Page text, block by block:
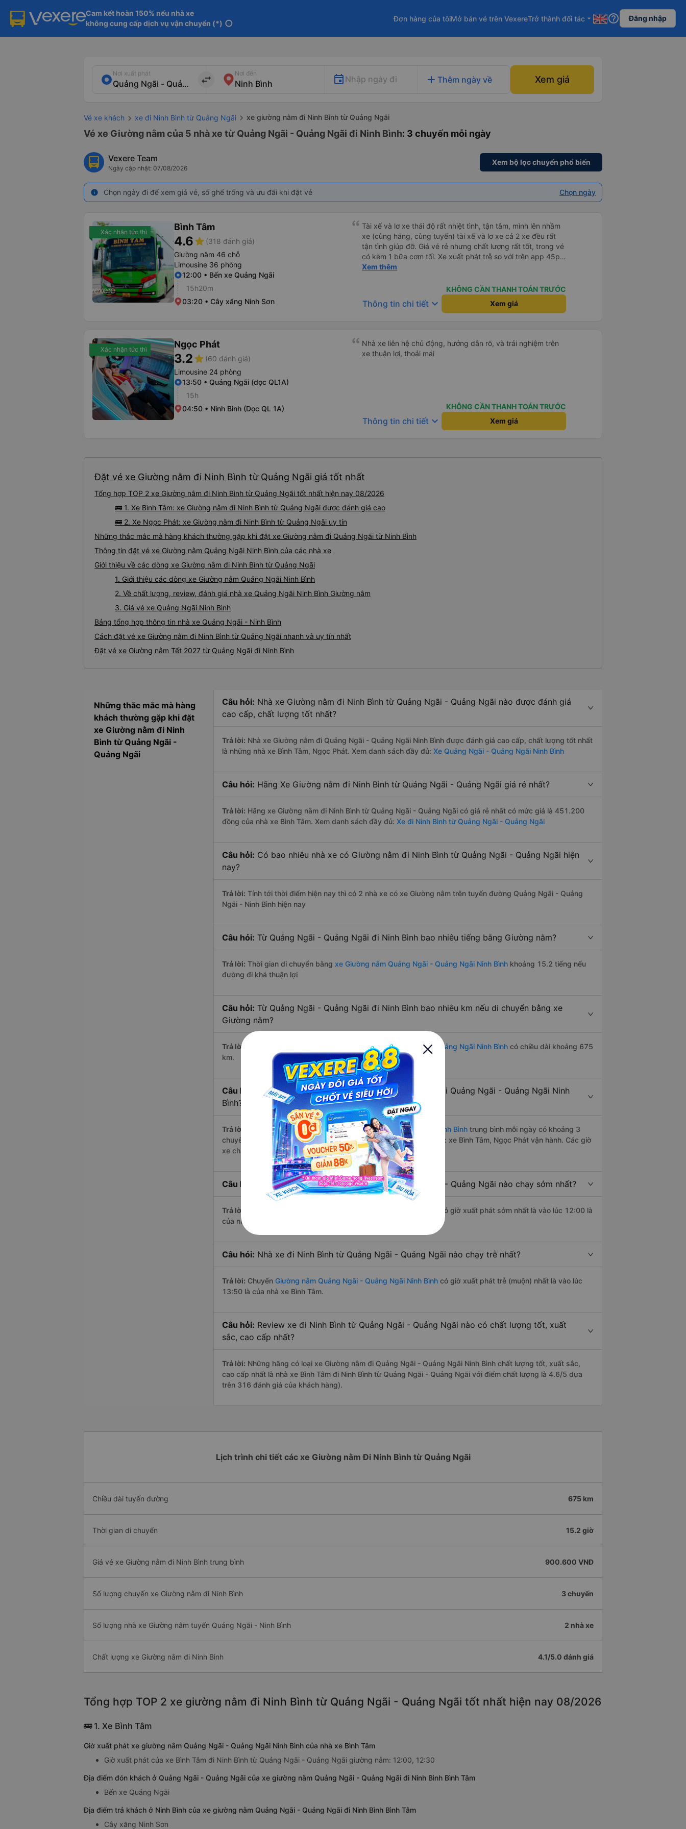
Cam kết hoàn 150% nếu nhà xe
không cung cấp dịch vụ vận chuyển (*) info
Đơn hàng của tôiMở bán vé trên VexereTrở thành đối tác arrow_drop_down help_outline Đăng nhập
Nơi xuất phát
import_export
Nơi đến
Nhập ngày đi add Thêm ngày về Xem giá
Vé xe khách xe đi Ninh Bình từ Quảng Ngãi xe giường nằm đi Ninh Bình từ Quảng Ngãi
Vé xe Giường nằm của 5 nhà xe từ Quảng Ngãi - Quảng Ngãi đi Ninh Bình: 3 chuyến mỗi ngày
Vexere Team
Ngày cập nhật: 07/08/2026
Xem bộ lọc chuyến phổ biến
info Chọn ngày đi để xem giá vé, số ghế trống và ưu đãi khi đặt vé Chọn ngày
Xác nhận tức thì Bình Tâm
4.6star (318 đánh giá)
Giường nằm 46 chỗ
Limousine 36 phòng
12:00 • Bến xe Quảng Ngãi
15h20m
03:20 • Cây xăng Ninh Sơn
Tài xế và lơ xe thái độ rất nhiệt tình, tận tâm, mình lên nhầm
xe (cùng hãng, cùng tuyến) tài xế và lơ xe cả 2 xe đều rất
tận tình giúp đỡ. Giá vé rẻ nhưng chất lượng rất tốt, trong vé
có kèm 1 bữa cơm tối. Xe xuất phát trễ so với trên app 45p,
nhưng do bão nên trời mưa rất to, có thể thông cảm được.
Xem thêm
KHÔNG CẦN THANH TOÁN TRƯỚC
Thông tin chi tiết keyboard_arrow_down Xem giá
Xác nhận tức thì Ngọc Phát
3.2star (60 đánh giá)
Limousine 24 phòng
13:50 • Quảng Ngãi (dọc QL1A)
15h
04:50 • Ninh Bình (Dọc QL 1A)
Nhà xe liên hệ chủ động, hướng dẫn rõ, và trải nghiệm trên
xe thuận lợi, thoải mái
KHÔNG CẦN THANH TOÁN TRƯỚC
Thông tin chi tiết keyboard_arrow_down Xem giá
Đặt vé xe Giường nằm đi Ninh Bình từ Quảng Ngãi giá tốt nhất
Tổng hợp TOP 2 xe Giường nằm đi Ninh Bình từ Quảng Ngãi tốt nhất hiện nay 08/2026
🚌 1. Xe Bình Tâm: xe Giường nằm đi Ninh Bình từ Quảng Ngãi được đánh giá cao
🚌 2. Xe Ngọc Phát: xe Giường nằm đi Ninh Bình từ Quảng Ngãi uy tín
Những thắc mắc mà hàng khách thường gặp khi đặt xe Giường nằm đi Quảng Ngãi từ Ninh Bình
Thông tin đặt vé xe Giường nằm Quảng Ngãi Ninh Bình của các nhà xe
Giới thiệu về các dòng xe Giường nằm đi Ninh Bình từ Quảng Ngãi
1. Giới thiệu các dòng xe Giường nằm Quảng Ngãi Ninh Bình
2. Về chất lượng, review, đánh giá nhà xe Quảng Ngãi Ninh Bình Giường nằm
3. Giá vé xe Quảng Ngãi Ninh Bình
Bảng tổng hợp thông tin nhà xe Quảng Ngãi - Ninh Bình
Cách đặt vé xe Giường nằm đi Ninh Bình từ Quảng Ngãi nhanh và uy tín nhất
Đặt vé xe Giường nằm Tết 2027 từ Quảng Ngãi đi Ninh Bình
Những thắc mắc mà hàng
khách thường gặp khi đặt
xe Giường nằm đi Ninh
Bình từ Quảng Ngãi -
Quảng Ngãi
Câu hỏi: Nhà xe Giường nằm đi Ninh Bình từ Quảng Ngãi - Quảng Ngãi nào được đánh giá
cao cấp, chất lượng tốt nhất?
Trả lời: Nhà xe Giường nằm đi Quảng Ngãi - Quảng Ngãi Ninh Bình được đánh giá cao cấp, chất lượng tốt nhất
là những nhà xe Bình Tâm, Ngọc Phát. Xem danh sách đầy đủ: Xe Quảng Ngãi - Quảng Ngãi Ninh Bình
Câu hỏi: Hãng Xe Giường nằm đi Ninh Bình từ Quảng Ngãi - Quảng Ngãi giá rẻ nhất?
Trả lời: Hãng xe Giường nằm đi Ninh Bình từ Quảng Ngãi - Quảng Ngãi có giá rẻ nhất có mức giá là 451.200
đồng của nhà xe Bình Tâm. Xem danh sách đầy đủ: Xe đi Ninh Bình từ Quảng Ngãi - Quảng Ngãi
Câu hỏi: Có bao nhiêu nhà xe có Giường nằm đi Ninh Bình từ Quảng Ngãi - Quảng Ngãi hiện
nay?
Trả lời: Tính tới thời điểm hiện nay thì có 2 nhà xe có xe Giường nằm trên tuyến đường Quảng Ngãi - Quảng
Ngãi - Ninh Bình hiện nay
Câu hỏi: Từ Quảng Ngãi - Quảng Ngãi đi Ninh Bình bao nhiêu tiếng bằng Giường nằm?
Trả lời: Thời gian di chuyển bằng xe Giường nằm Quảng Ngãi - Quảng Ngãi Ninh Bình khoảng 15.2 tiếng nếu
đường đi khá thuận lợi
Câu hỏi: Từ Quảng Ngãi - Quảng Ngãi đi Ninh Bình bao nhiêu km nếu di chuyển bằng xe
Giường nằm?
Trả lời: xe Giường nằm đi Quảng Ngãi - Quảng Ngãi Ninh Bình có chiều dài khoảng 675
km.
Câu hỏi:
Mỗi ngày có bao nhiêu chuyến xe Giường nằm đi Quảng Ngãi - Quảng Ngãi Ninh
Bình?
Trả lời: Tuyến đườngxe Giường nằm Quảng Ngãi - Quảng Ngãi Ninh Bình trung bình mỗi ngày có khoảng 3
chuyến trên
Vexere.combắt đầu từ 12:00 đến 13:50 bởi 2 nhà xe: xe Bình Tâm, Ngọc Phát vận hành. Các giờ
xe chạy có đầy đủ cả ban ngày, buổi trưa, buổi chiều, ban đêm
Câu hỏi: Nhà xe Giường nằm đi Ninh Bình từ Quảng Ngãi - Quảng Ngãi nào chạy sớm nhất?
Trả lời:
có giờ xuất phát sớm nhất là vào lúc 12:00 là
của nhà xe Bình Tâm.
Câu hỏi: Nhà xe đi Ninh Bình từ Quảng Ngãi - Quảng Ngãi nào chạy trễ nhất?
Trả lời: Chuyến Giường nằm Quảng Ngãi - Quảng Ngãi Ninh Bình có giờ xuất phát trễ (muộn) nhất là vào lúc
13:50 là của nhà xe Bình Tâm.
Câu hỏi: Review xe đi Ninh Bình từ Quảng Ngãi - Quảng Ngãi nào có chất lượng tốt, xuất
sắc, cao cấp nhất?
Trả lời: Những hãng có loại xe Giường nằm đi Quảng Ngãi - Quảng Ngãi Ninh Bình chất lượng tốt, xuất sắc,
cao cấp nhất là nhà xe Bình Tâm đi Ninh Bình từ Quảng Ngãi - Quảng Ngãi với điểm chất lượng là 4.6/5 dựa
trên 316 đánh giá của khách hàng).
Lịch trình chi tiết các xe Giường nằm Đi Ninh Bình từ Quảng Ngãi
Chiều dài tuyến đường 675 km
Thời gian di chuyển 15.2 giờ
Giá vé xe Giường nằm đi Ninh Bình trung bình 900.600 VNĐ
Số lượng chuyến xe Giường nằm đi Ninh Bình 3 chuyến
Số lượng nhà xe Giường nằm tuyến Quảng Ngãi - Ninh Bình 2 nhà xe
Chất lượng xe Giường nằm đi Ninh Bình 4.1/5.0 đánh giá
Tổng hợp TOP 2 xe giường nằm đi Ninh Bình từ Quảng Ngãi - Quảng Ngãi tốt nhất hiện nay 08/2026
🚌 1. Xe Bình Tâm
Giờ xuất phát xe giường nằm Quảng Ngãi - Quảng Ngãi Ninh Bình của nhà xe Bình Tâm
Giờ xuất phát của xe Bình Tâm đi Ninh Bình từ Quảng Ngãi - Quảng Ngãi giường nằm: 12:00, 12:30
Địa điểm đón khách ở Quảng Ngãi - Quảng Ngãi của xe giường nằm Quảng Ngãi - Quảng Ngãi đi Ninh Bình Bình Tâm
Bến xe Quảng Ngãi
Địa điểm trả khách ở Ninh Bình của xe giường nằm Quảng Ngãi - Quảng Ngãi đi Ninh Bình Bình Tâm
Cây xăng Ninh Sơn